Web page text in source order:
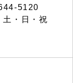
5120
・日・祝